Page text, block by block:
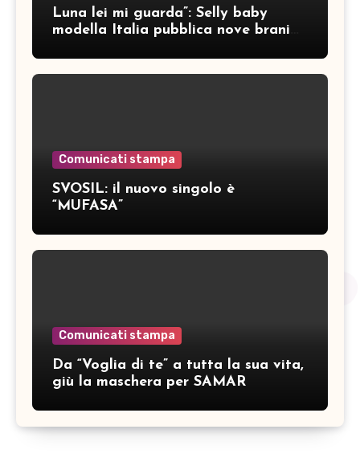
Luna lei mi guarda”: Selly baby
modella Italia pubblica nove brani
Comunicati stampa
SVOSIL: il nuovo singolo è
“MUFASA”
Comunicati stampa
Da “Voglia di te” a tutta la sua vita,
giù la maschera per SAMAR